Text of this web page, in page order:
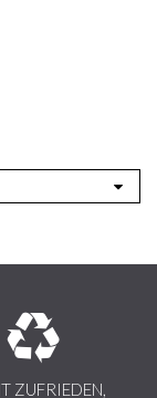
ZUFRIEDEN,